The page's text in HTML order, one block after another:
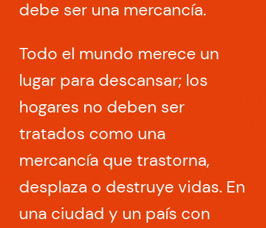
debe ser una mercancía.
Todo el mundo merece un
lugar para descansar; los
hogares no deben ser
tratados como una
mercancía que trastorna,
desplaza o destruye vidas. En
una ciudad y un país con